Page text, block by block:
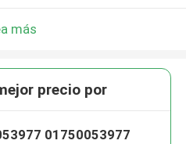
más
precio por
01750053977